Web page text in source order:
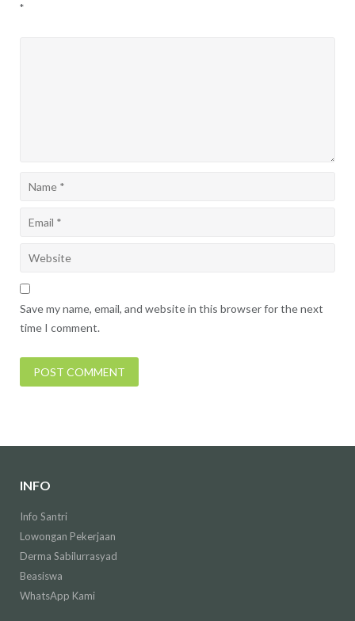
*
Save my name, email, and website in this browser for the next
time I comment.
INFO
Info Santri
Lowongan Pekerjaan
Derma Sabilurrasyad
Beasiswa
WhatsApp Kami